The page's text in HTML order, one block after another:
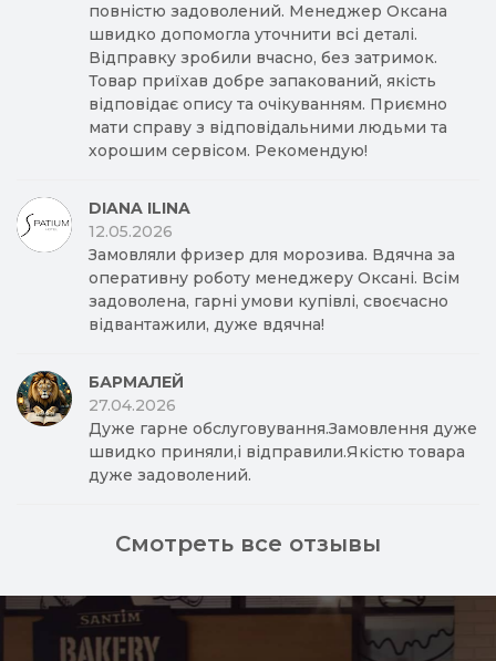
повністю задоволений. Менеджер Оксана
швидко допомогла уточнити всі деталі.
Відправку зробили вчасно, без затримок.
Товар приїхав добре запакований, якість
відповідає опису та очікуванням. Приємно
мати справу з відповідальними людьми та
хорошим сервісом. Рекомендую!
DIANA ILINA
12.05.2026
Замовляли фризер для морозива. Вдячна за
оперативну роботу менеджеру Оксані. Всім
задоволена, гарні умови купівлі, своєчасно
відвантажили, дуже вдячна!
БАРМАЛЕЙ
27.04.2026
Дуже гарне обслуговування.Замовлення дуже
швидко приняли,і відправили.Якістю товара
дуже задоволений.
Смотреть все отзывы